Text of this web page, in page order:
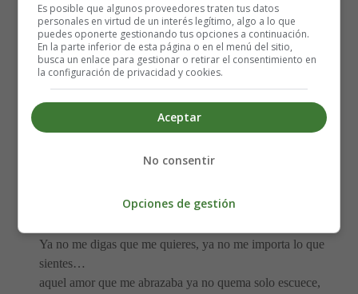
Empiezo a soñar que te pierdo, empiezo ya a echarte de
menos
a caso te miento no es cierto, que se va apagando lo
nuestro,
para negar que eso es mentira, que soy el único en tu
te sigo notando perdida…
No me digas que me quieres, ya no me importa lo que
aquel amor que me abrazaba ya no quema solo escuece,
Ya no me digas que me quieres, ya no me importa lo que
sientes…
aquel amor que me abrazaba ya no quema solo escuece,
Es posible que algunos proveedores traten tus datos
personales en virtud de un interés legítimo, algo a lo que
puedes oponerte gestionando tus opciones a continuación.
En la parte inferior de esta página o en el menú del sitio,
busca un enlace para gestionar o retirar el consentimiento en
la configuración de privacidad y cookies.
Aceptar
No consentir
Opciones de gestión